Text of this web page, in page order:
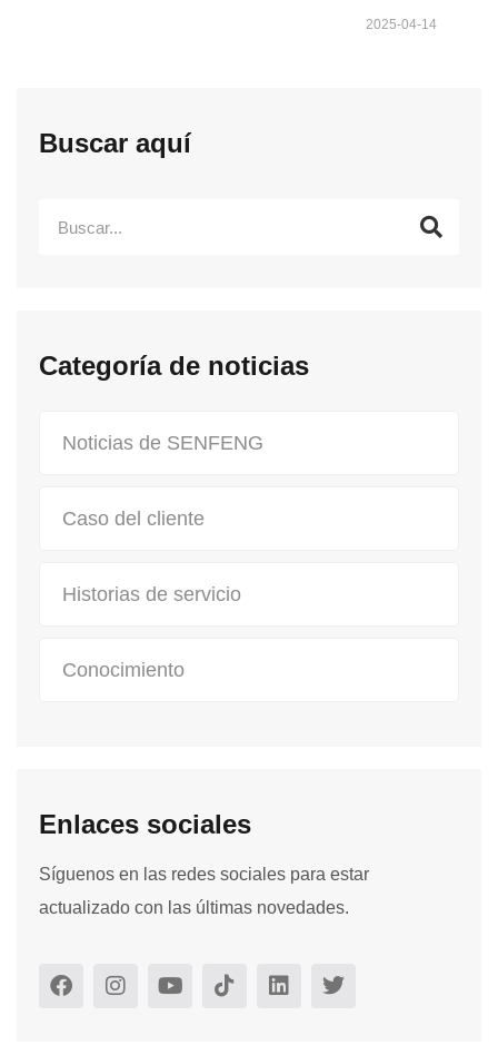
2025-04-14
Buscar aquí
Categoría de noticias
Noticias de SENFENG
Caso del cliente
Historias de servicio
Conocimiento
Enlaces sociales
Síguenos en las redes sociales para estar
actualizado con las últimas novedades.